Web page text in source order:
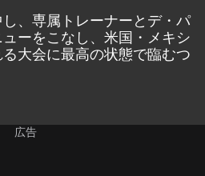
、専属トレーナーとデ・パ
ーをこなし、米国・メキシ
大会に最高の状態で臨むつ